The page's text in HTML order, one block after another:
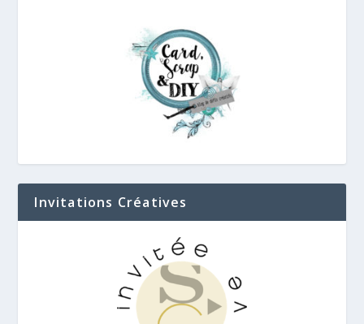
Invitations Créatives